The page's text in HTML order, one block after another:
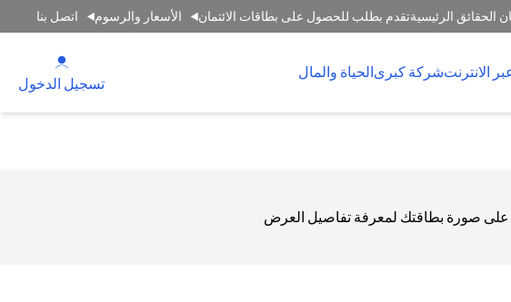
الحقائق الرئيسيةتقدم بطلب للحصول على بطاقات الائتمان الأسعار والرسوم اتصل بنا
الانترنتشركة كبرىالحياة والمال
تسجيل الدخول
على صورة بطاقتك لمعرفة تفاصيل العرض